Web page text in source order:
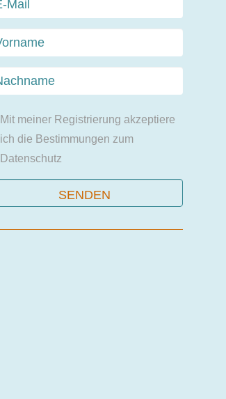
Mit meiner Registrierung akzeptiere
ich die Bestimmungen zum
Datenschutz